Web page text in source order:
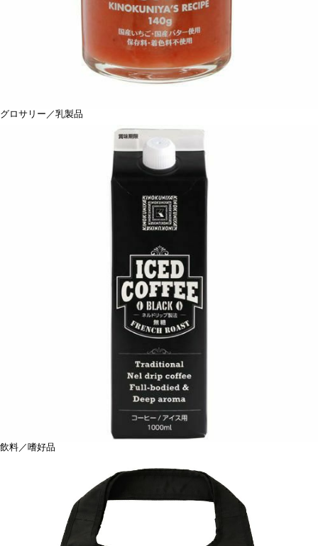
グロサリー／乳製品
飲料／嗜好品